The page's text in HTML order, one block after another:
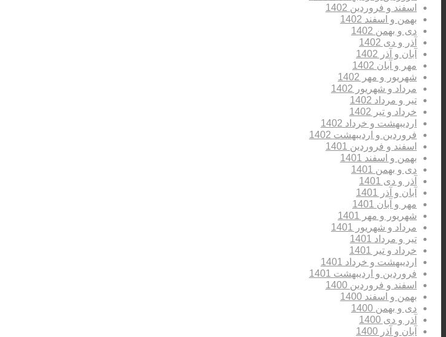
اسفند و فروردین 1402
بهمن و اسفند 1402
دی و بهمن 1402
آذر و دی 1402
آبان و آذر 1402
مهر و آبان 1402
شهریور و مهر 1402
مرداد و شهریور 1402
تیر و مرداد 1402
خرداد و تیر 1402
اردیبهشت و خرداد 1402
فروردین و اردیبهشت 1402
اسفند و فروردین 1401
بهمن و اسفند 1401
دی و بهمن 1401
آذر و دی 1401
آبان و آذر 1401
مهر و آبان 1401
شهریور و مهر 1401
مرداد و شهریور 1401
تیر و مرداد 1401
خرداد و تیر 1401
اردیبهشت و خرداد 1401
فروردین و اردیبهشت 1401
اسفند و فروردین 1400
بهمن و اسفند 1400
دی و بهمن 1400
آذر و دی 1400
آبان و آذر 1400